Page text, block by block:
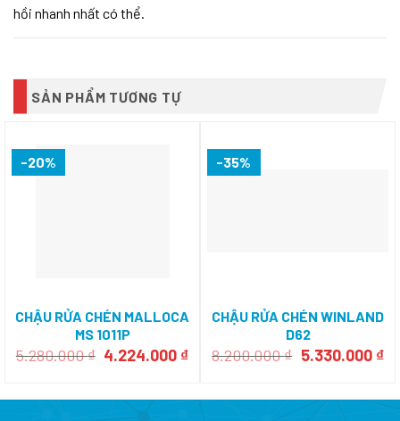
hồi nhanh nhất có thể.
SẢN PHẨM TƯƠNG TỰ
-20%
CHẬU RỬA CHÉN MALLOCA
MS 1011P
5.280.000₫ Giá
5.280.000 ₫.
4.224.000 ₫Giá
là:
-35%
CHẬU RỬA CHÉN WINLAND
D62
8.200.000₫ Giá
8.200.000 ₫.
5.330.000 ₫
là: